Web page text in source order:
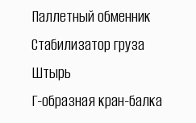
Паллетный обменник
Стабилизатор груза
Штырь
Г-образная кран-балка